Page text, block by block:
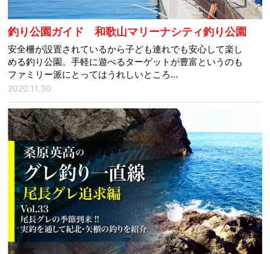
釣り公園ガイド 和歌山マリーナシティ釣り公園
安全柵が設置されているから子ども連れでも安心して楽し
める釣り公園。手軽に遊べるターゲットが豊富というのも
ファミリー派にとってはうれしいところ…
2020.11.30